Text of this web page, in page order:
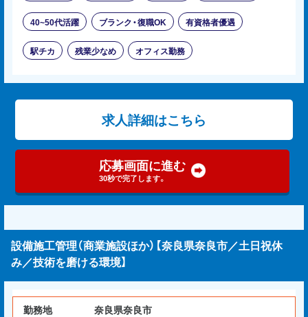
40~50代活躍 ブランク・復職OK 有資格者優遇
駅チカ 残業少なめ オフィス勤務
求人詳細はこちら
応募画面に進む
30秒で完了します。
設備施工管理（商業施設ほか）【奈良県奈良市／土日祝休
み／技術を磨ける環境】
勤務地 奈良県奈良市